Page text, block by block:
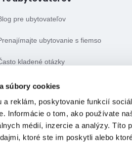
súbory cookies
a reklám, poskytovanie funkcií
Informácie o tom, ako používate
médií, inzercie a analýzy. Títo
ktoré ste im poskytli alebo
pre ubytovateľov
ubytovanie s fiemso
kladené otázky
obchodné podmienky